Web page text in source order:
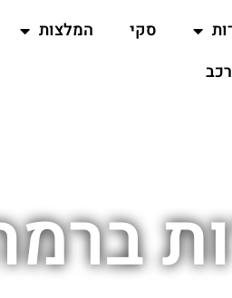
סקי
המלצות
רכב